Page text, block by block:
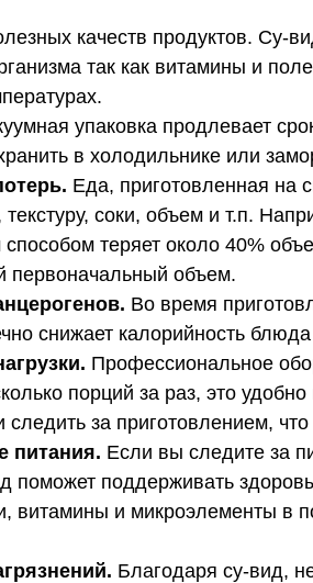
качеств продуктов. Су-
так как витамины и
упаковка продлевает
в холодильнике или
Еда, приготовленная на
текстуру, соки, объем и т.п.
теряет около 40%
первоначальный объем.
Во время
снижает калорийность
Профессиональное
порций за раз, это
следить за приготовлением,
питания. Если вы следите за
поможет поддерживать
витамины и микроэлементы в
Благодаря су-вид,